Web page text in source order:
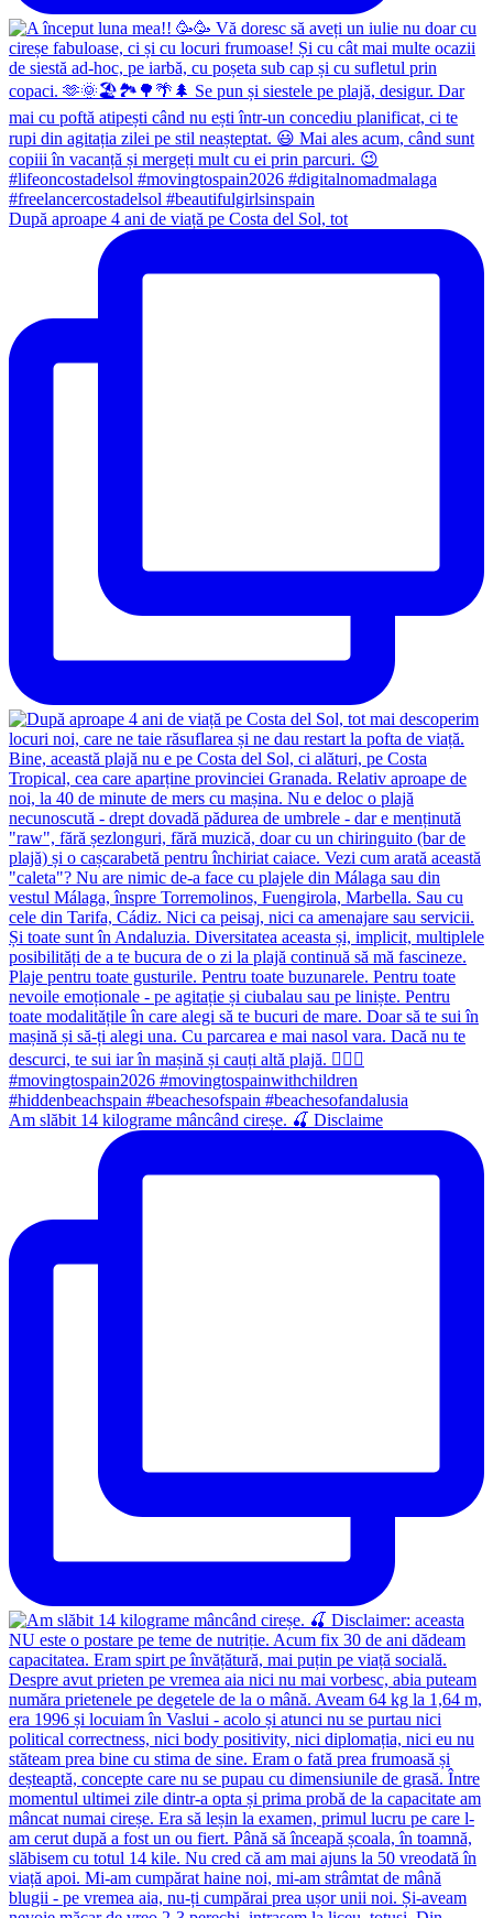
După aproape 4 ani de viață pe Costa del Sol, tot
Am slăbit 14 kilograme mâncând cireșe. 🍒 Disclaime